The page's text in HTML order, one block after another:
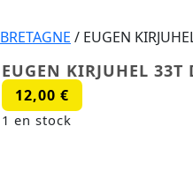
BRETAGNE / EUGEN
EUGEN KIRJUHEL 33T
12,00 €
1 en stock